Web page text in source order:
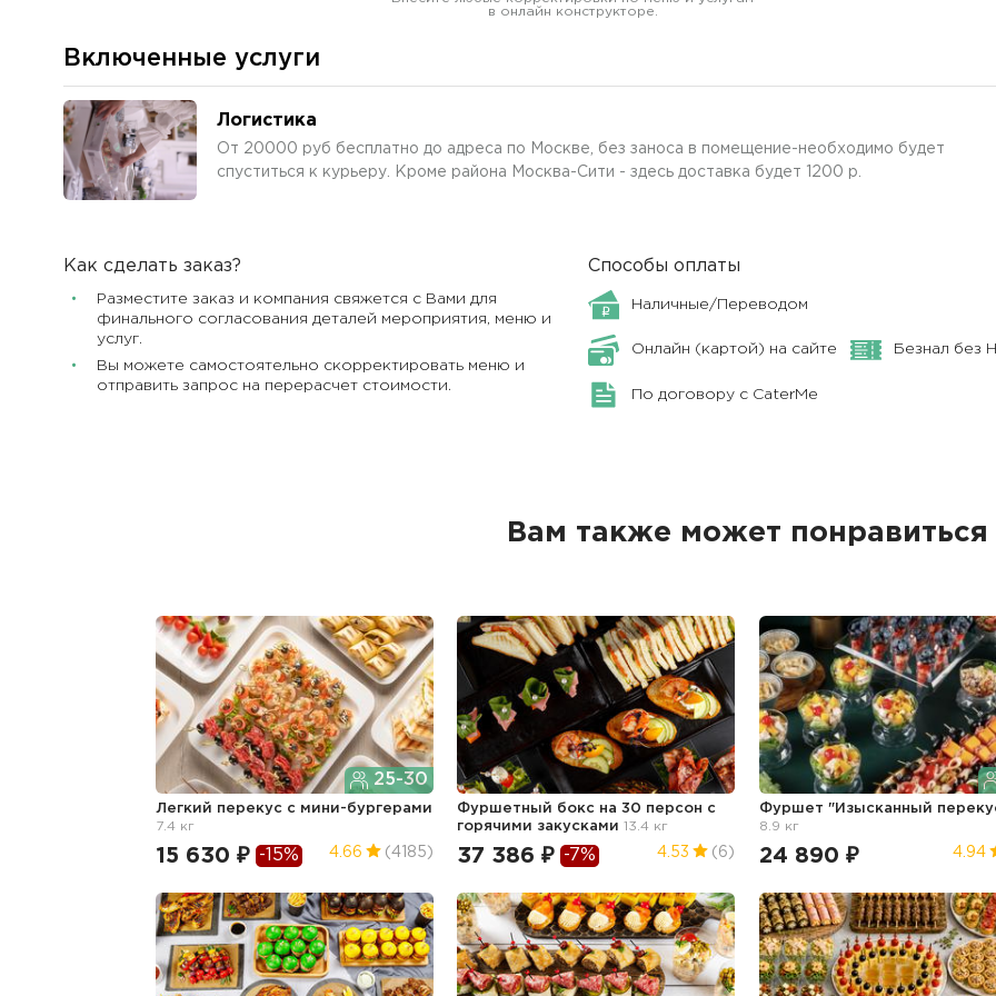
в онлайн конструкторе.
Включенные услуги
Логистика
От 20000 руб бесплатно до адреса по Москве, без заноса в помещение-необходимо будет
спуститься к курьеру. Кроме района Москва-Сити - здесь доставка будет 1200 р.
Как сделать заказ?
Разместите заказ и компания свяжется с Вами для
финального согласования деталей мероприятия, меню и
услуг.
Вы можете самостоятельно скорректировать меню и
отправить запрос на перерасчет стоимости.
Способы оплаты
Наличные/Переводом
Онлайн (картой) на сайте Безнал без
По договору с CaterMe
Вам также может понравиться
25-30
Легкий перекус c мини-бургерами
7.4 кг
15 630 ₽ -15% 4.66 (4185)
Фуршетный бокс на 30 персон с
горячими закусками13.4 кг
37 386 ₽ -7% 4.53 (6)
Фуршет "Изысканный
8.9 кг
24 890 ₽ 4.94